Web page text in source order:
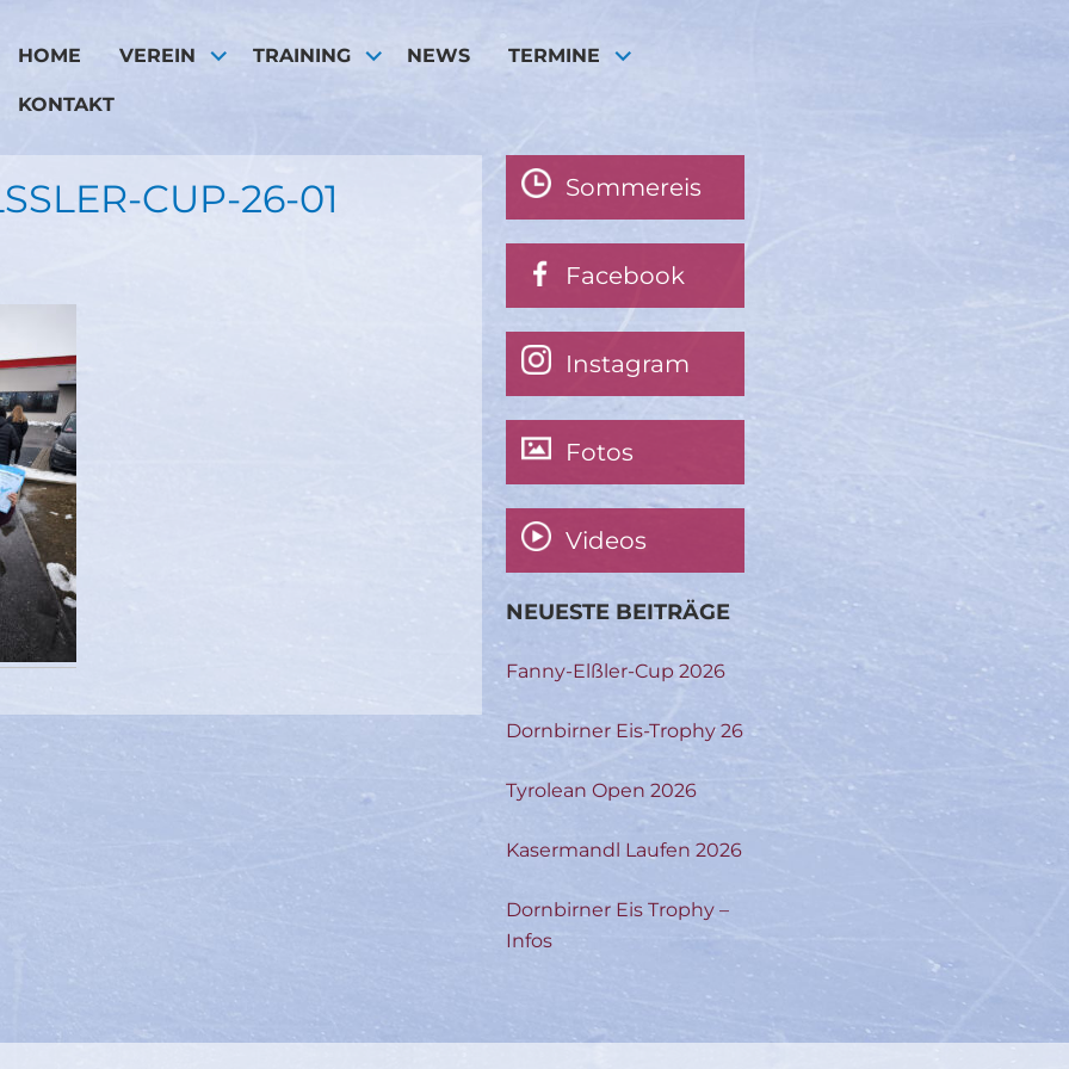
HOME VEREIN TRAINING NEWS TERMINE
KONTAKT
CUP-26-01 Sommereis
Facebook
Instagram
Fotos
Videos
NEUESTE BEITRÄGE
Fanny-Elßler-Cup 2026
Dornbirner Eis-Trophy 26
Tyrolean Open 2026
Kasermandl Laufen 2026
Dornbirner Eis Trophy –
Infos